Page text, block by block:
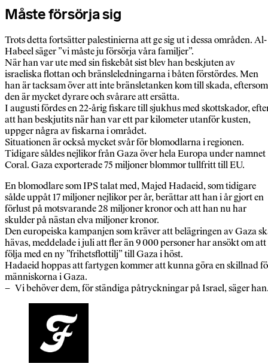
Måste försörja sig
Trots detta fortsätter palestinierna att ge sig ut i dessa områden. Al-
Habeel säger ”vi måste ju försörja våra familjer”.
När han var ute med sin fiskebåt sist blev han beskjuten av
israeliska flottan och bränsleledningarna i båten förstördes. Men
han är tacksam över att inte bränsletanken kom till skada, eftersom
den är mycket dyrare och svårare att ersätta.
I augusti fördes en 22-årig fiskare till sjukhus med skottskador,
att han beskjutits när han var ett par kilometer utanför kusten,
uppger några av fiskarna i området.
Situationen är också mycket svår för blomodlarna i regionen.
Tidigare såldes nejlikor från Gaza över hela Europa under namnet
Coral. Gaza exporterade 75 miljoner blommor tullfritt till EU.
En blomodlare som IPS talat med, Majed Hadaeid, som tidigare
sålde uppåt 17 miljoner nejlikor per år, berättar att han i år gjort en
förlust på motsvarande 28 miljoner kronor och att han nu har
skulder på nästan elva miljoner kronor.
Den europeiska kampanjen som kräver att belägringen av Gaza
hävas, meddelade i juli att fler än 9 000 personer har ansökt om att
följa med en ny ”frihetsflottilj” till Gaza i höst.
Hadaeid hoppas att fartygen kommer att kunna göra en skillnad
människorna i Gaza.
– Vi behöver dem, för ständiga påtryckningar på Israel, säger